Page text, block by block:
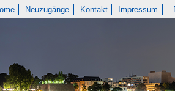
Neuzugänge Kontakt Impressum